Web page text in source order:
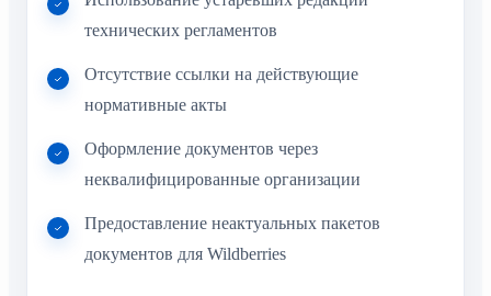
технических регламентов
Отсутствие ссылки на действующие
нормативные акты
Оформление документов через
неквалифицированные организации
Предоставление неактуальных пакетов
документов для Wildberries